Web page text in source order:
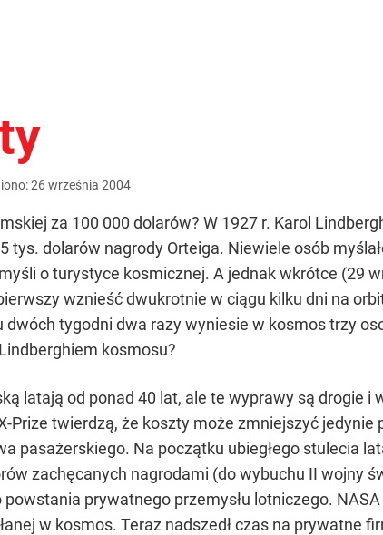
26września 2004
za 100 000 dolarów? W 1927 r. Karol
tys. dolarów nagrody Orteiga. Niewiele osób
o turystyce kosmicznej. A jednak wkrótce (29
wznieść dwukrotnie w ciągu kilku dni na
dwóch tygodni dwa razy wyniesie w kosmos trzy
kosmosu?
latają od ponad 40 lat, ale te wyprawy są drogie
Prize twierdzą, że koszty może zmniejszyć
pasażerskiego. Na początku ubiegłego stulecia
zachęcanych nagrodami (do wybuchu II wojny
powstania prywatnego przemysłu lotniczego.
w kosmos. Teraz nadszedł czas na prywatne